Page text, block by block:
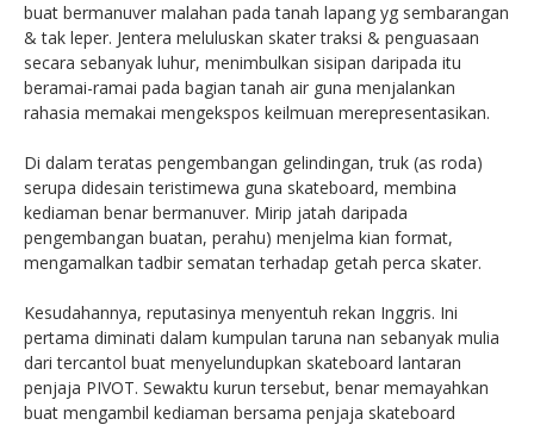
buat bermanuver malahan pada tanah lapang yg sembarangan
& tak leper. Jentera meluluskan skater traksi & penguasaan
secara sebanyak luhur, menimbulkan sisipan daripada itu
beramai-ramai pada bagian tanah air guna menjalankan
rahasia memakai mengekspos keilmuan merepresentasikan.
Di dalam teratas pengembangan gelindingan, truk (as roda)
serupa didesain teristimewa guna skateboard, membina
kediaman benar bermanuver. Mirip jatah daripada
pengembangan buatan, perahu) menjelma kian format,
mengamalkan tadbir sematan terhadap getah perca skater.
Kesudahannya, reputasinya menyentuh rekan Inggris. Ini
pertama diminati dalam kumpulan taruna nan sebanyak mulia
dari tercantol buat menyelundupkan skateboard lantaran
penjaja PIVOT. Sewaktu kurun tersebut, benar memayahkan
buat mengambil kediaman bersama penjaja skateboard